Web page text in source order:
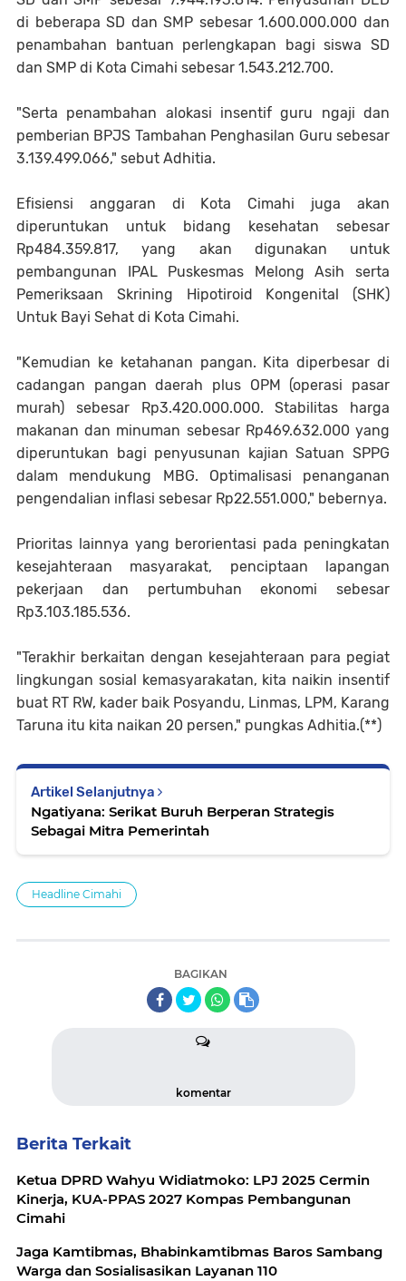
di beberapa SD dan SMP sebesar 1.600.000.000 dan
penambahan bantuan perlengkapan bagi siswa SD
dan SMP di Kota Cimahi sebesar 1.543.212.700.
"Serta penambahan alokasi insentif guru ngaji dan
pemberian BPJS Tambahan Penghasilan Guru sebesar
3.139.499.066," sebut Adhitia.
Efisiensi anggaran di Kota Cimahi juga akan
diperuntukan untuk bidang kesehatan sebesar
Rp484.359.817, yang akan digunakan untuk
pembangunan IPAL Puskesmas Melong Asih serta
Pemeriksaan Skrining Hipotiroid Kongenital (SHK)
Untuk Bayi Sehat di Kota Cimahi.
"Kemudian ke ketahanan pangan. Kita diperbesar di
cadangan pangan daerah plus OPM (operasi pasar
murah) sebesar Rp3.420.000.000. Stabilitas harga
makanan dan minuman sebesar Rp469.632.000 yang
diperuntukan bagi penyusunan kajian Satuan SPPG
dalam mendukung MBG. Optimalisasi penanganan
pengendalian inflasi sebesar Rp22.551.000," bebernya.
Prioritas lainnya yang berorientasi pada peningkatan
kesejahteraan masyarakat, penciptaan lapangan
pekerjaan dan pertumbuhan ekonomi sebesar
Rp3.103.185.536.
"Terakhir berkaitan dengan kesejahteraan para pegiat
lingkungan sosial kemasyarakatan, kita naikin insentif
buat RT RW, kader baik Posyandu, Linmas, LPM, Karang
Taruna itu kita naikan 20 persen," pungkas Adhitia.(**)
Artikel Selanjutnya
Ngatiyana: Serikat Buruh Berperan Strategis
Sebagai Mitra Pemerintah
Headline Cimahi
BAGIKAN
komentar
Berita Terkait
Ketua DPRD Wahyu Widiatmoko: LPJ 2025 Cermin
Kinerja, KUA-PPAS 2027 Kompas Pembangunan
Cimahi
Jaga Kamtibmas, Bhabinkamtibmas Baros Sambang
Warga dan Sosialisasikan Layanan 110